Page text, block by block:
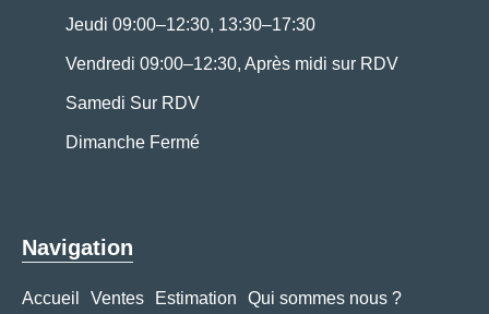
Jeudi 09:00–12:30, 13:30–17:30
Vendredi 09:00–12:30, Après midi sur RDV
Samedi Sur RDV
Dimanche Fermé
Navigation
Accueil Ventes Estimation
Qui sommes nous ?